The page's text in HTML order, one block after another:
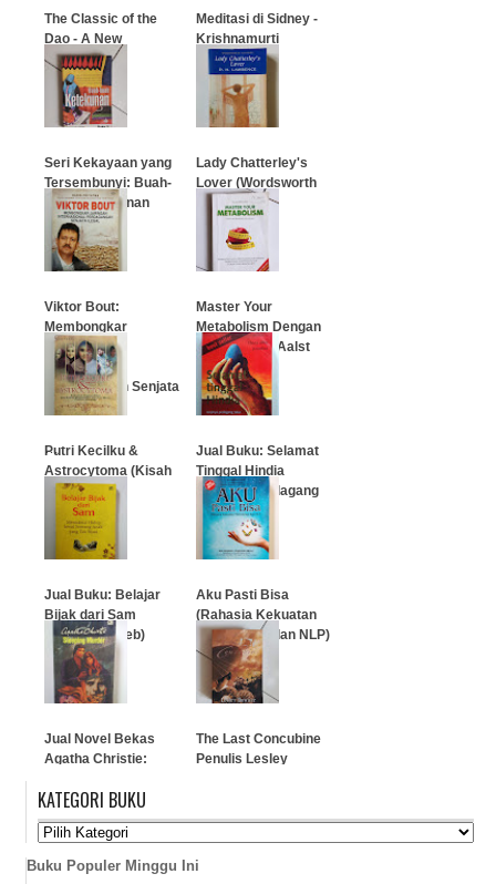
The Classic of the
Dao - A New
Investigation
Meditasi di Sidney -
Krishnamurti
…
Seri Kekayaan yang
Tersembunyi: Buah-
Buah Ketekunan
…
Lady Chatterley's
Lover (Wordsworth
Classics)
Viktor Bout:
Membongkar
Jaringan
Internasional
Perdagangan Senjata
Ilegal
…
Master Your
Metabolism Dengan
Mariska van Aalst
…
Putri Kecilku &
Astrocytoma (Kisah
Nyata)
Jual Buku: Selamat
Tinggal Hindia
(Janjinya pedagang
telur)
…
Jual Buku: Belajar
Bijak dari Sam
(Daniel Gottlieb)
…
Aku Pasti Bisa
(Rahasia Kekuatan
Hipnoterapi dan NLP)
Jual Novel Bekas
Agatha Christie:
Terpendam (Sleeping
Murder)
…
The Last Concubine
Penulis Lesley
…
KATEGORI BUKU
Buku Populer Minggu Ini